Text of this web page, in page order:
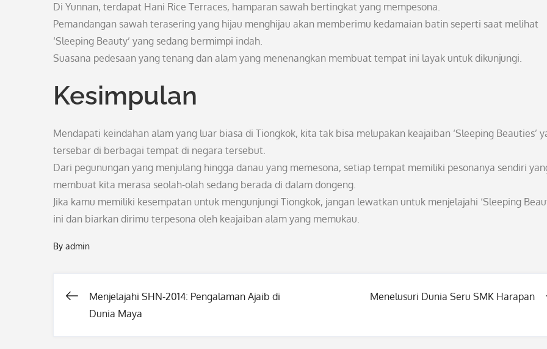
Di Yunnan, terdapat Hani Rice Terraces, hamparan sawah bertingkat yang mempesona.
Pemandangan sawah terasering yang hijau menghijau akan memberimu kedamaian batin seperti saat melihat
‘Sleeping Beauty’ yang sedang bermimpi indah.
Suasana pedesaan yang tenang dan alam yang menenangkan membuat tempat ini layak untuk dikunjungi.
Kesimpulan
Mendapati keindahan alam yang luar biasa di Tiongkok, kita tak bisa melupakan keajaiban ‘Sleeping Beauties’
tersebar di berbagai tempat di negara tersebut.
Dari pegunungan yang menjulang hingga danau yang memesona, setiap tempat memiliki pesonanya sendiri
membuat kita merasa seolah-olah sedang berada di dalam dongeng.
Jika kamu memiliki kesempatan untuk mengunjungi Tiongkok, jangan lewatkan untuk menjelajahi ‘Sleeping
ini dan biarkan dirimu terpesona oleh keajaiban alam yang memukau.
By admin
Post
Menjelajahi SHN-2014: Pengalaman Ajaib di
Dunia Maya
Menelusuri Dunia Seru SMK Harapan